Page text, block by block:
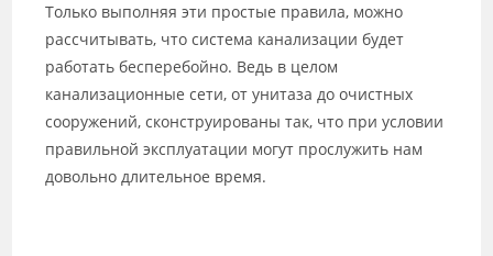
Только выполняя эти простые правила, можно
рассчитывать, что система канализации будет
работать бесперебойно. Ведь в целом
канализационные сети, от унитаза до очистных
сооружений, сконструированы так, что при условии
правильной эксплуатации могут прослужить нам
довольно длительное время.